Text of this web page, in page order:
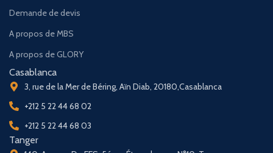
Demande de devis
A propos de MBS
A propos de GLORY
Casablanca
3, rue de la Mer de Béring, Aïn Diab, 20180,Casablanca
+212 5 22 44 68 02
+212 5 22 44 68 03
Tanger